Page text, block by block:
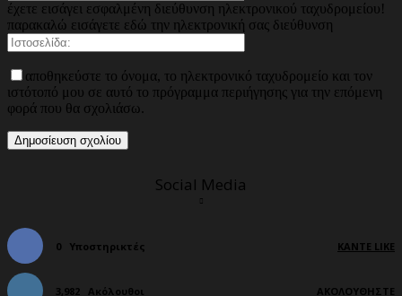
έχετε εισάγει εσφαλμένη διεύθυνση ηλεκτρονικού ταχυδρομείου!
παρακαλώ εισάγετε εδώ την ηλεκτρονική σας διεύθυνση
αποθηκεύστε το όνομα, το ηλεκτρονικό ταχυδρομείο και τον
ιστότοπό μου σε αυτό το πρόγραμμα περιήγησης για την επόμενη
φορά που θα σχολιάσω.
Social Media
0 Υποστηρικτές ΚΆΝΤΕ LIKE
3,982 Ακόλουθοι ΑΚΟΛΟΥΘΉΣΤΕ